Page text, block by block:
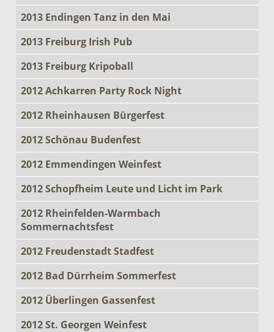
2013 Endingen Tanz in den Mai
2013 Freiburg Irish Pub
2013 Freiburg Kripoball
2012 Achkarren Party Rock Night
2012 Rheinhausen Bürgerfest
2012 Schönau Budenfest
2012 Emmendingen Weinfest
2012 Schopfheim Leute und Licht im Park
2012 Rheinfelden-Warmbach
Sommernachtsfest
2012 Freudenstadt Stadfest
2012 Bad Dürrheim Sommerfest
2012 Überlingen Gassenfest
2012 St. Georgen Weinfest